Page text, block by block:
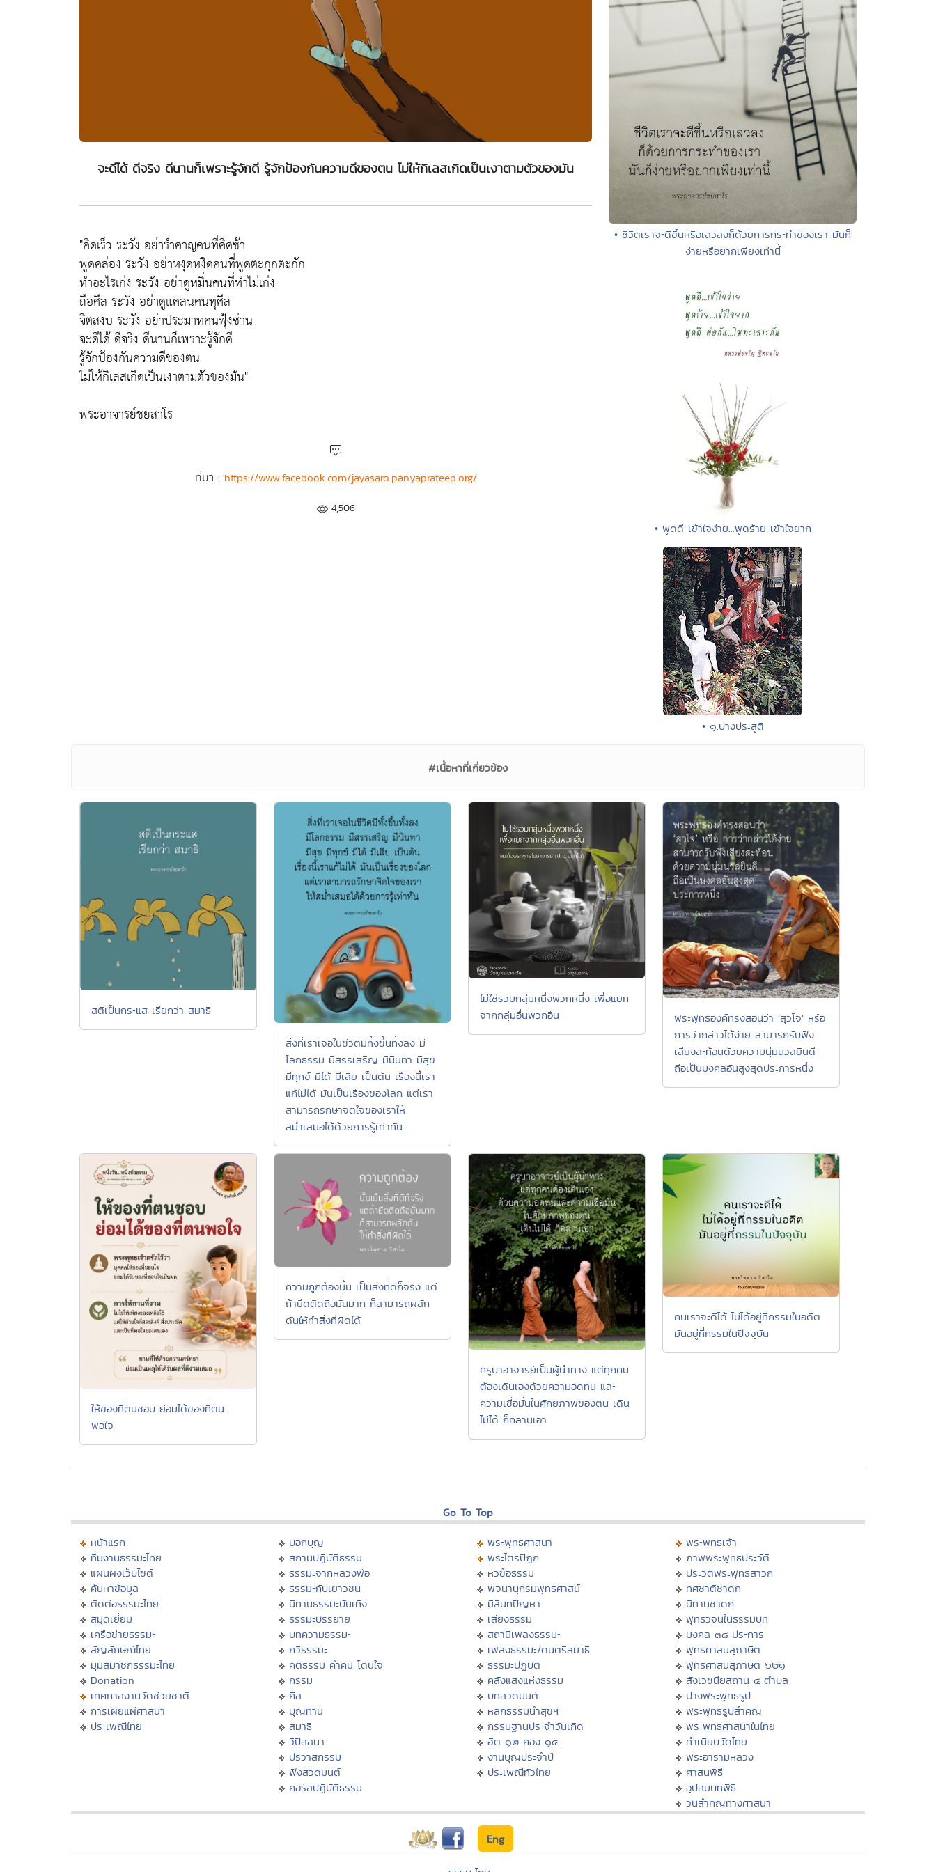
จะดีได้ ดีจริง ดีนานก็เพราะรู้จักดี รู้จักป้องกันความดีของตน ไม่ให้กิเลสเกิดเป็นเงาตามตัวของมัน
"คิดเร็ว ระวัง อย่ารำคาญคนที่คิดช้า
พูดคล่อง ระวัง อย่าหงุดหงิดคนที่พูดตะกุกตะกัก
ทำอะไรเก่ง ระวัง อย่าดูหมิ่นคนที่ทำไม่เก่ง
ถือศีล ระวัง อย่าดูแคลนคนทุศีล
จิตสงบ ระวัง อย่าประมาทคนฟุ้งซ่าน
จะดีได้ ดีจริง ดีนานก็เพราะรู้จักดี
รู้จักป้องกันความดีของตน
ไม่ให้กิเลสเกิดเป็นเงาตามตัวของมัน"
พระอาจารย์ชยสาโร
ที่มา : https://www.facebook.com/jayasaro.panyaprateep.org/
4,506
• ชีวิตเราจะดีขึ้นหรือเลวลงก็ด้วยการกระทำของเรา มันก็
ง่ายหรือยากเพียงเท่านี้
• พูดดี เข้าใจง่าย...พูดร้าย เข้าใจยาก
• ๑.ปางประสูติ
#เนื้อหาที่เกี่ยวข้อง
สติเป็นกระแส เรียกว่า สมาธิ
สิ่งที่เราเจอในชีวิตมีทั้งขึ้นทั้งลง มี
โลกธรรม มีสรรเสริญ มีนินทา มีสุข
มีทุกข์ มีได้ มีเสีย เป็นต้น เรื่องนี้เรา
แก้ไม่ได้ มันเป็นเรื่องของโลก แต่เรา
สามารถรักษาจิตใจของเราให้
สม่ำเสมอได้ด้วยการรู้เท่าทัน
ไม่ใช่รวมกลุ่มหนึ่งพวกหนึ่ง เพื่อแยก
จากกลุ่มอื่นพวกอื่น
พระพุทธองค์ทรงสอนว่า ‘สุวโจ’ หรือ
การว่ากล่าวได้ง่าย สามารถรับฟัง
เสียงสะท้อนด้วยความนุ่มนวลยินดี
ถือเป็นมงคลอันสูงสุดประการหนึ่ง
ให้ของที่ตนชอบ ย่อมได้ของที่ตน
พอใจ
ความถูกต้องนั้น เป็นสิ่งที่ดีก็จริง แต่
ถ้ายึดติดถือมั่นมาก ก็สามารถผลัก
ดันให้ทำสิ่งที่ผิดได้
ครูบาอาจารย์เป็นผู้นำทาง แต่ทุกคน
ต้องเดินเองด้วยความอดทน และ
ความเชื่อมั่นในศักยภาพของตน เดิน
ไม่ได้ ก็คลานเอา
คนเราจะดีได้ ไม่ได้อยู่ที่กรรมในอดีต
มันอยู่ที่กรรมในปัจจุบัน
Go To Top
หน้าแรก
ทีมงานธรรมะไทย
แผนผังเว็บไซต์
ค้นหาข้อมูล
ติดต่อธรรมะไทย
สมุดเยี่ยม
เครือข่ายธรรมะ
สัญลักษณ์ไทย
มุมสมาชิกธรรมะไทย
Donation
เทศกาลงานวัดช่วยชาติ
การเผยแผ่ศาสนา
ประเพณีไทย
บอกบุญ
สถานปฏิบัติธรรม
ธรรมะจากหลวงพ่อ
ธรรมะกับเยาวชน
นิทานธรรมะบันเทิง
ธรรมะบรรยาย
บทความธรรมะ
กวีธรรมะ
คติธรรม คำคม โดนใจ
กรรม
ศีล
บุญทาน
สมาธิ
วิปัสสนา
ปริวาสกรรม
ฟังสวดมนต์
คอร์สปฏิบัติธรรม
พระพุทธศาสนา
พระไตรปิฏก
หัวข้อธรรม
พจนานุกรมพุทธศาสน์
มิลินทปัญหา
เสียงธรรม
สถานีเพลงธรรมะ
เพลงธรรมะ/ดนตรีสมาธิ
ธรรมะปฏิบัติ
คลังแสงแห่งธรรม
บทสวดมนต์
หลักธรรมนำสุขฯ
กรรมฐานประจำวันเกิด
ฮีต ๑๒ คอง ๑๔
งานบุญประจำปี
ประเพณีทั่วไทย
พระพุทธเจ้า
ภาพพระพุทธประวัติ
ประวัติพระพุทธสาวก
ทศชาติชาดก
นิทานชาดก
พุทธวจนในธรรมบท
มงคล ๓๘ ประการ
พุทธศาสนสุภาษิต
พุทธศาสนสุภาษิต ๖๒๑
สังเวชนียสถาน ๔ ตำบล
ปางพระพุทธรูป
พระพุทธรูปสำคัญ
พระพุทธศาสนาในไทย
ทำเนียบวัดไทย
พระอารามหลวง
ศาสนพิธี
อุปสมบทพิธี
วันสำคัญทางศาสนา
Eng